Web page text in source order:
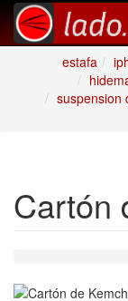
estafa
suspension
Cartón